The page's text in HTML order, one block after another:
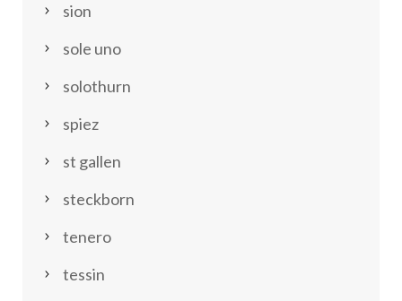
sion
sole uno
solothurn
spiez
st gallen
steckborn
tenero
tessin